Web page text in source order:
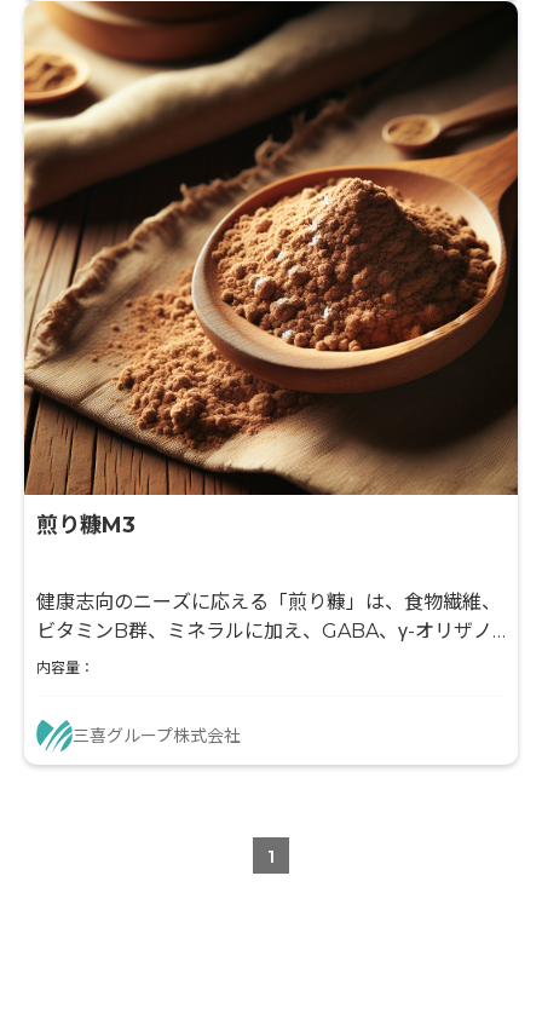
対応 ・他社との差別化につながる処方設計・留型原料
の開発 ・ドリンク用途を含む原料調整やラボテストの
対応可能 また、ご関心いただけましたら、貴社の開発
テーマやご要望に沿って最適な原料をご提案させてい
ただきます。
煎り糠M3
健康志向のニーズに応える「煎り糠」は、食物繊維、
ビタミンB群、ミネラルに加え、GABA、γ-オリザノ
ール、フェルラ酸が豊富なギルトフリー素材です。加
差別化を実現。加工性が高く、フードロス削減にも貢
献し、クッキーやパンなど新たなヒット商品開発に貢
内容量：
三喜グループ株式会社
1